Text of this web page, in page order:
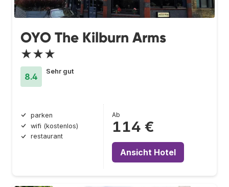
OYO The Kilburn Arms
★★★
8.4
Sehr gut
parken
wifi (kostenlos)
restaurant
Ab
114 €
Ansicht Hotel